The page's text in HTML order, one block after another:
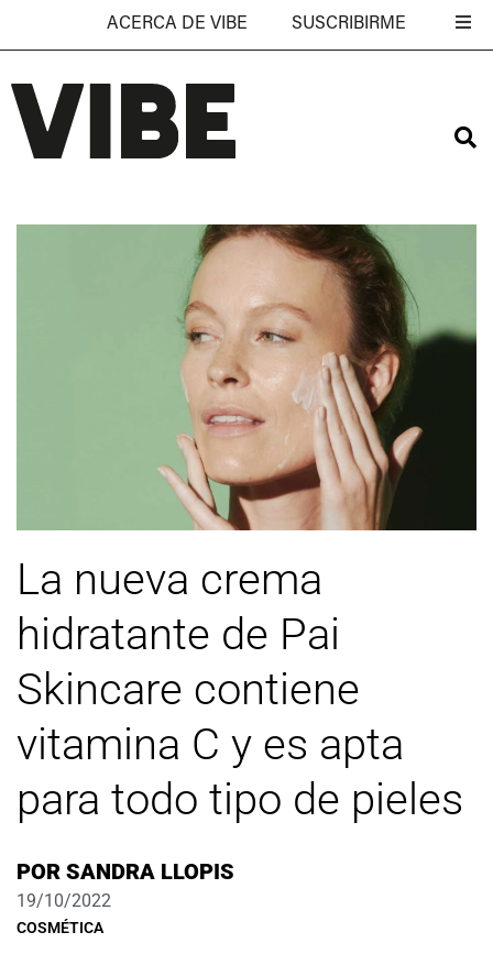
ACERCA DE VIBE SUSCRIBIRME
La nueva crema
hidratante de Pai
Skincare contiene
vitamina C y es apta
para todo tipo de pieles
POR SANDRA LLOPIS
19/10/2022
COSMÉTICA